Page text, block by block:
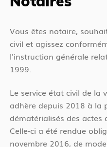
Vous êtes notaire,
civil et agissez
l'instruction générale
1999.
Le service état civil de la
adhère depuis 2018 à la
dématérialisés des actes
Celle-ci a été rendue
novembre 2016, de